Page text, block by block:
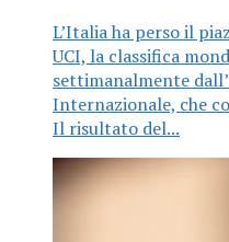
L’Italia ha perso il
UCI, la classifica
settimanalmente
Internazionale, che
Il risultato del...